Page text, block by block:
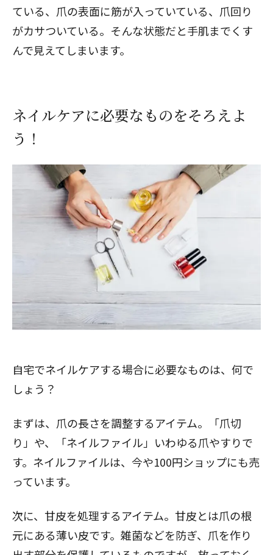
ている、爪の表面に筋が入っていている、爪回り
がカサついている。そんな状態だと手肌までくす
んで見えてしまいます。
ネイルケアに必要なものをそろえよ
う！
自宅でネイルケアする場合に必要なものは、何で
しょう？
まずは、爪の長さを調整するアイテム。「爪切
り」や、「ネイルファイル」いわゆる爪やすりで
す。ネイルファイルは、今や100円ショップにも売
っています。
次に、甘皮を処理するアイテム。甘皮とは爪の根
元にある薄い皮です。雑菌などを防ぎ、爪を作り